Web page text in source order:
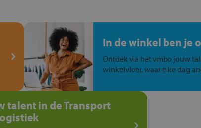
In de winkel ben je
Ontdek via het vmbo jouw
winkelvloer, waar elke dag
talent in de Transport